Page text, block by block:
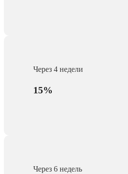
Через 4 недели
15%
Через 6 недель